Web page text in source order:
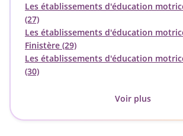
Les établissements d'éducation
(27)
Les établissements d'éducation
Finistère (29)
Les établissements d'éducation
(30)
Voir plus